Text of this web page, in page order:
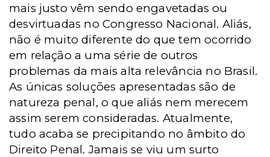
mais justo vêm sendo engavetadas ou
desvirtuadas no Congresso Nacional. Aliás,
não é muito diferente do que tem ocorrido
em relação a uma série de outros
problemas da mais alta relevância no Brasil.
As únicas soluções apresentadas são de
natureza penal, o que aliás nem merecem
assim serem consideradas. Atualmente,
tudo acaba se precipitando no âmbito do
Direito Penal. Jamais se viu um surto